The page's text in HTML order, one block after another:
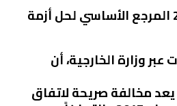
إعلان المبادئ 2015 المرجع الأساسي لحل أزمة
وزارة الخارجية، أن
مخالفة صريحة لاتفاق